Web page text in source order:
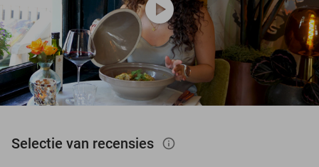
play_circle
Selectie van recensies info_outlined